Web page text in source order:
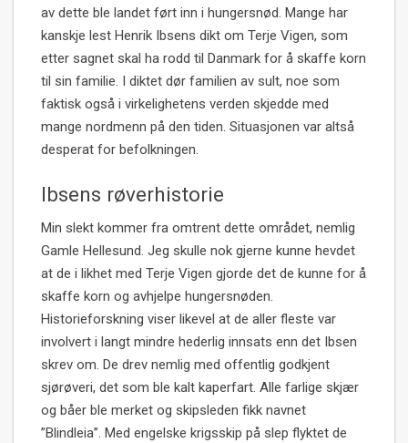
av dette ble landet ført inn i hungersnød. Mange har
kanskje lest Henrik Ibsens dikt om Terje Vigen, som
etter sagnet skal ha rodd til Danmark for å skaffe korn
til sin familie. I diktet dør familien av sult, noe som
faktisk også i virkelighetens verden skjedde med
mange nordmenn på den tiden. Situasjonen var altså
desperat for befolkningen.
Ibsens røverhistorie
Min slekt kommer fra omtrent dette området, nemlig
Gamle Hellesund. Jeg skulle nok gjerne kunne hevdet
at de i likhet med Terje Vigen gjorde det de kunne for å
skaffe korn og avhjelpe hungersnøden.
Historieforskning viser likevel at de aller fleste var
involvert i langt mindre hederlig innsats enn det Ibsen
skrev om. De drev nemlig med offentlig godkjent
sjørøveri, det som ble kalt kaperfart. Alle farlige skjær
og båer ble merket og skipsleden fikk navnet
”Blindleia”. Med engelske krigsskip på slep flyktet de